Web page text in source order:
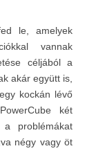
le, amelyek
vannak
céljából a
akár együtt is,
kockán lévő
két
problémákat
négy vagy öt